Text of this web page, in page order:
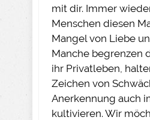
mit dir. Immer
Menschen diesen
Mangel von Liebe
Manche begrenzen
ihr Privatleben,
Zeichen von
Anerkennung auch
kultivieren. Wir